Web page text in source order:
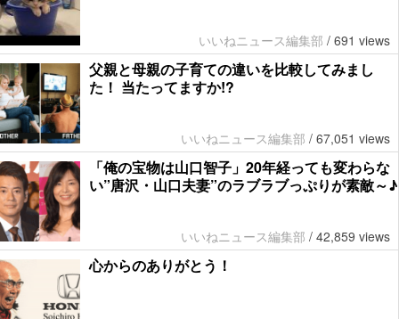
いいねニュース編集部 / 691 views
父親と母親の子育ての違いを比較してみまし
た！ 当たってますか!?
いいねニュース編集部 / 67,051 views
「俺の宝物は山口智子」20年経っても変わらな
い”唐沢・山口夫妻”のラブラブっぷりが素敵～♪
いいねニュース編集部 / 42,859 views
心からのありがとう！